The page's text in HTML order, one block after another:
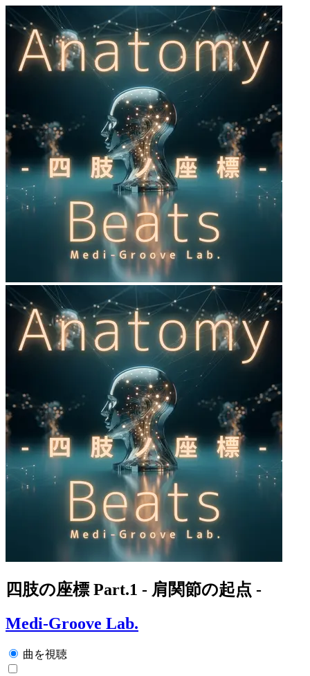
四肢の座標 Part.1 - 肩関節の起点 -
Medi-Groove Lab.
曲を視聴